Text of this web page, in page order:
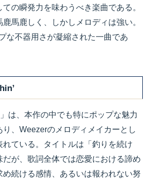
の瞬発力を味わうべき楽曲である。
馬鹿しく、しかしメロディは強い。
な不器用さが凝縮された一曲であ
」は、本作の中でも特にポップな魅力
り、Weezerのメロディメイカーとし
れている。タイトルは「釣りを続け
だが、歌詞全体では恋愛における諦め
め続ける感情、あるいは報われない努